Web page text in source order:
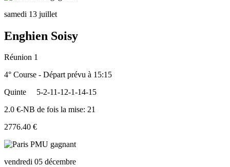
samedi 13 juillet
Enghien Soisy
Réunion 1
4° Course - Départ prévu à 15:15
Quinte
5-2-11-12-1-14-15
2.0 €-NB de fois la mise: 21
2776.40 €
vendredi 05 décembre